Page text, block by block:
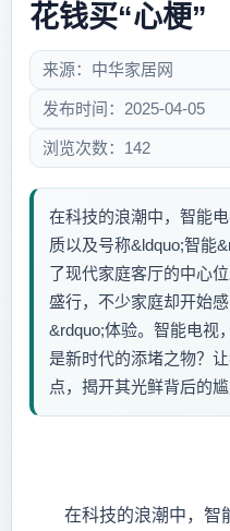
花钱买“心梗”
来源：中华家居网
发布时间：2025-04-05
浏览次数：142
在科技的浪潮中，智能
质以及号称&ldquo;智能
了现代家庭客厅的中心
盛行，不少家庭却开始
&rdquo;体验。智能电视
是新时代的添堵之物？
点，揭开其光鲜背后的
在科技的浪潮中，智